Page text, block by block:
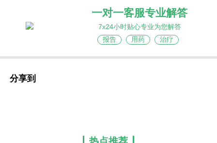
准，适用于缓解间质性膀胱炎相关的膀胱疼痛或不
适。该产品是一种半合成的类肝素大分子碳水化合
物衍生物，在化学和结构上类似于糖胺聚糖。在初
步的临床模型中，戊聚糖聚硫酸钠可粘附在膀胱壁
粘膜上，作为缓冲液来控制细胞通透性，防止尿液
中的刺激性溶质到达膀胱上皮细胞。
一对一客服专业解答
7x24小时贴心专业为您解答
报告
用药 治疗
分享到